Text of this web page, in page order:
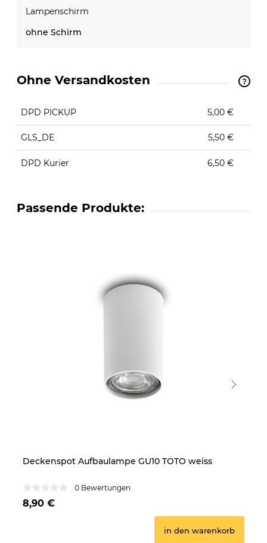
Lampenschirm
ohne Schirm
Ohne Versandkosten
DPD PICKUP 5,00 €
GLS_DE 5,50 €
DPD Kurier 6,50 €
Passende Produkte:
Deckenspot Aufbaulampe GU10 TOTO weiss
0 Bewertungen
8,90 €
in den warenkorb